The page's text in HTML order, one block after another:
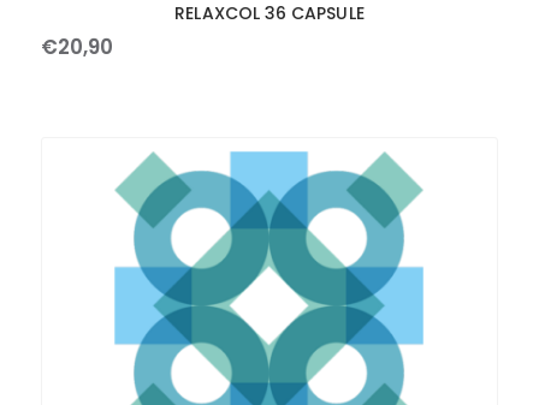
RELAXCOL 36 CAPSULE
€20,90